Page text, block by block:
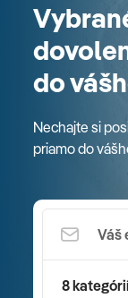
do
Nechajte si
priamo do
8